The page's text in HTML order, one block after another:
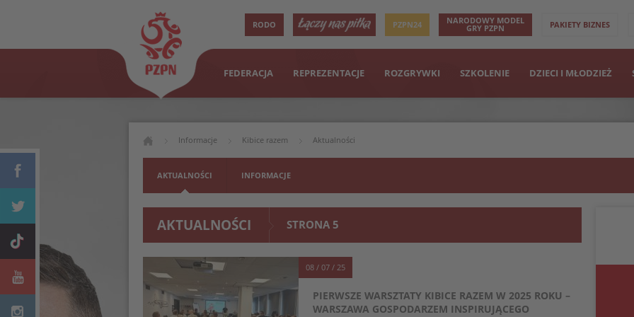
RODO PZPN24 NARODOWY MODEL
GRY PZPN PAKIETY BIZNES
FEDERACJA REPREZENTACJE ROZGRYWKI SZKOLENIE DZIECI I MŁODZIEŻ
Informacje Kibice razem Aktualności
AKTUALNOŚCI INFORMACJE
AKTUALNOŚCI STRONA 5
08 / 07 / 25
PIERWSZE WARSZTATY KIBICE RAZEM W 2025 ROKU –
WARSZAWA GOSPODARZEM INSPIRUJĄCEGO